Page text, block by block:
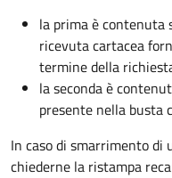
la prima è contenuta
ricevuta cartacea
termine della
la seconda è
presente nella busta
In caso di smarrimento di
chiederne la ristampa